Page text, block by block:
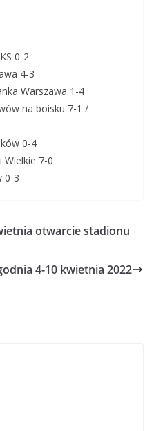
0-2
4-3
Warszawa 1-4
na boisku 7-1 /
0-4
Wielkie 7-0
0-3
otwarcie stadionu
4-10 kwietnia 2022